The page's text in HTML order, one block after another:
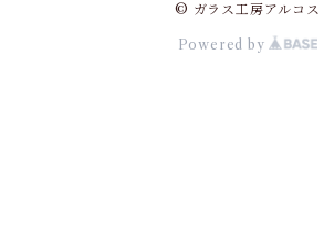
© ガラス工房アルコス
Powered by